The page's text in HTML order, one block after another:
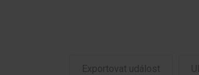
Exportovat událost